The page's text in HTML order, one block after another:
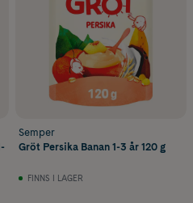
Semper
Gröt Persika Banan 1-3 år 120 g
FINNS I LAGER